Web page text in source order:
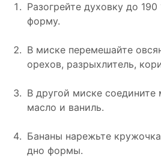
Разогрейте духовку до
форму.
В миске перемешайте
орехов, разрыхлитель,
В другой миске
масло и ваниль.
Бананы нарежьте
дно формы.